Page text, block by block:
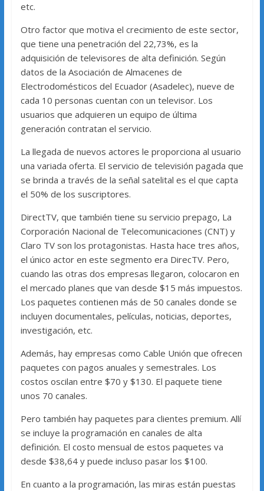
etc.
Otro factor que motiva el crecimiento de este sector,
que tiene una penetración del 22,73%, es la
adquisición de televisores de alta definición. Según
datos de la Asociación de Almacenes de
Electrodomésticos del Ecuador (Asadelec), nueve de
cada 10 personas cuentan con un televisor. Los
usuarios que adquieren un equipo de última
generación contratan el servicio.
La llegada de nuevos actores le proporciona al usuario
una variada oferta. El servicio de televisión pagada que
se brinda a través de la señal satelital es el que capta
el 50% de los suscriptores.
DirectTV, que también tiene su servicio prepago, La
Corporación Nacional de Telecomunicaciones (CNT) y
Claro TV son los protagonistas. Hasta hace tres años,
el único actor en este segmento era DirecTV. Pero,
cuando las otras dos empresas llegaron, colocaron en
el mercado planes que van desde $15 más impuestos.
Los paquetes contienen más de 50 canales donde se
incluyen documentales, películas, noticias, deportes,
investigación, etc.
Además, hay empresas como Cable Unión que ofrecen
paquetes con pagos anuales y semestrales. Los
costos oscilan entre $70 y $130. El paquete tiene
unos 70 canales.
Pero también hay paquetes para clientes premium. Allí
se incluye la programación en canales de alta
definición. El costo mensual de estos paquetes va
desde $38,64 y puede incluso pasar los $100.
En cuanto a la programación, las miras están puestas